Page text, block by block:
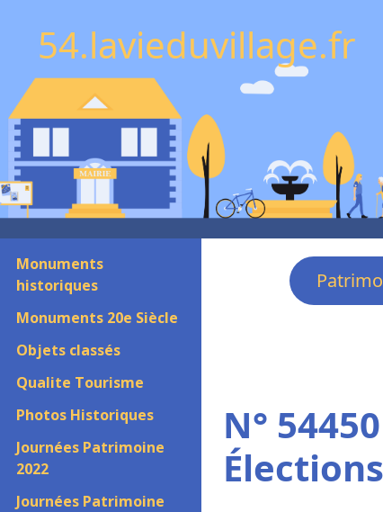
54.lavieduvillage.fr
Monuments
historiques
Monuments 20e Siècle
Objets classés
Qualite Tourisme
Photos Historiques
Journées Patrimoine
2022
Journées Patrimoine
N°